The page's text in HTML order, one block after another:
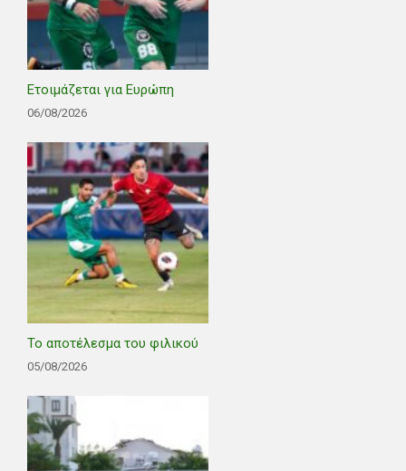
Ετοιμάζεται για Ευρώπη
06/08/2026
Το αποτέλεσμα του φιλικού
05/08/2026